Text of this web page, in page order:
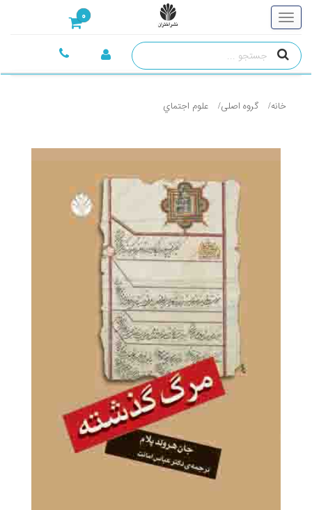
0
خانه گروه اصلی علوم اجتماي